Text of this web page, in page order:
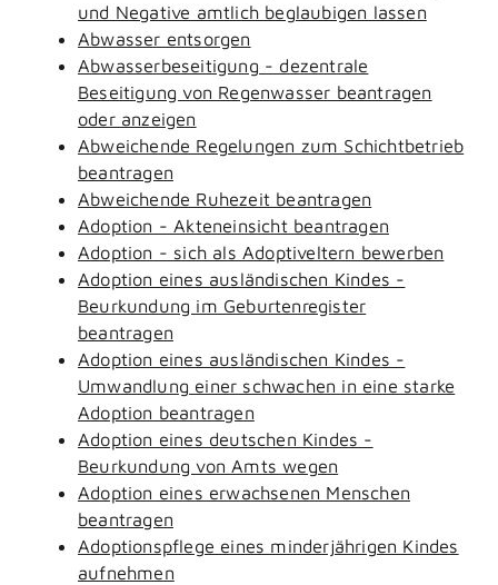
und Negative amtlich beglaubigen lassen
Abwasser entsorgen
Abwasserbeseitigung - dezentrale
Beseitigung von Regenwasser beantragen
oder anzeigen
Abweichende Regelungen zum Schichtbetrieb
beantragen
Abweichende Ruhezeit beantragen
Adoption - Akteneinsicht beantragen
Adoption - sich als Adoptiveltern bewerben
Adoption eines ausländischen Kindes -
Beurkundung im Geburtenregister
beantragen
Adoption eines ausländischen Kindes -
Umwandlung einer schwachen in eine starke
Adoption beantragen
Adoption eines deutschen Kindes -
Beurkundung von Amts wegen
Adoption eines erwachsenen Menschen
beantragen
Adoptionspflege eines minderjährigen Kindes
aufnehmen